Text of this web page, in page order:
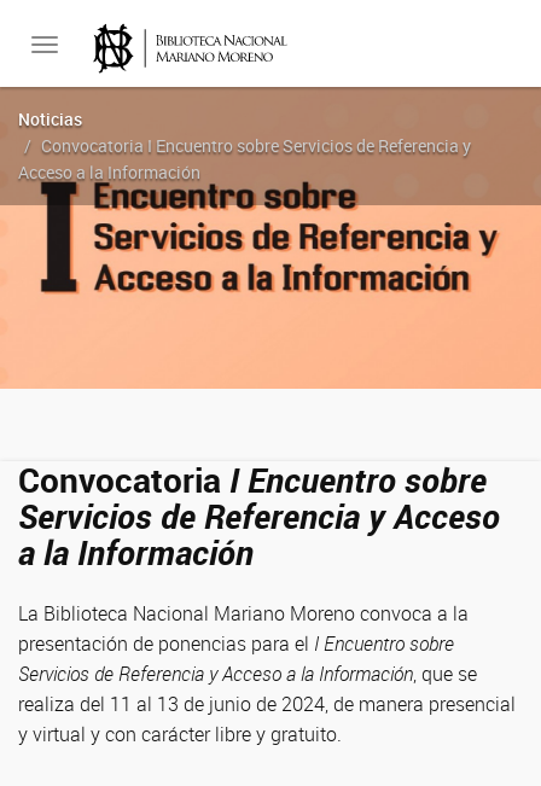
Toggle
navigation
Noticias
Convocatoria I Encuentro sobre Servicios de Referencia y
Acceso a la Información
Convocatoria I Encuentro sobre
Servicios de Referencia y Acceso
a la Información
La Biblioteca Nacional Mariano Moreno convoca a la
presentación de ponencias para el I Encuentro sobre
Servicios de Referencia y Acceso a la Información, que se
realiza del 11 al 13 de junio de 2024, de manera presencial
y virtual y con carácter libre y gratuito.